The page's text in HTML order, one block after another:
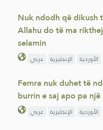
Nuk ndodh që dikush
Allahu do të ma
selamin
عربي الإنجليزية الأوردية
Femra nuk duhet të
burrin e saj apo pa
عربي الإنجليزية الأوردية